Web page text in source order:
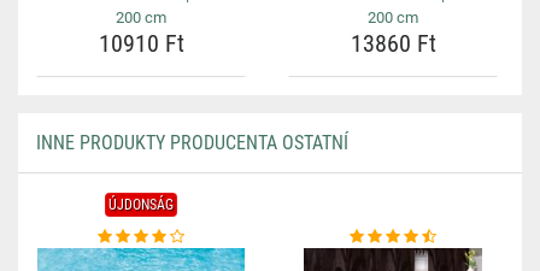
200 cm
10910 Ft
200 cm
13860 Ft
INNE PRODUKTY PRODUCENTA OSTATNÍ
ÚJDONSÁG